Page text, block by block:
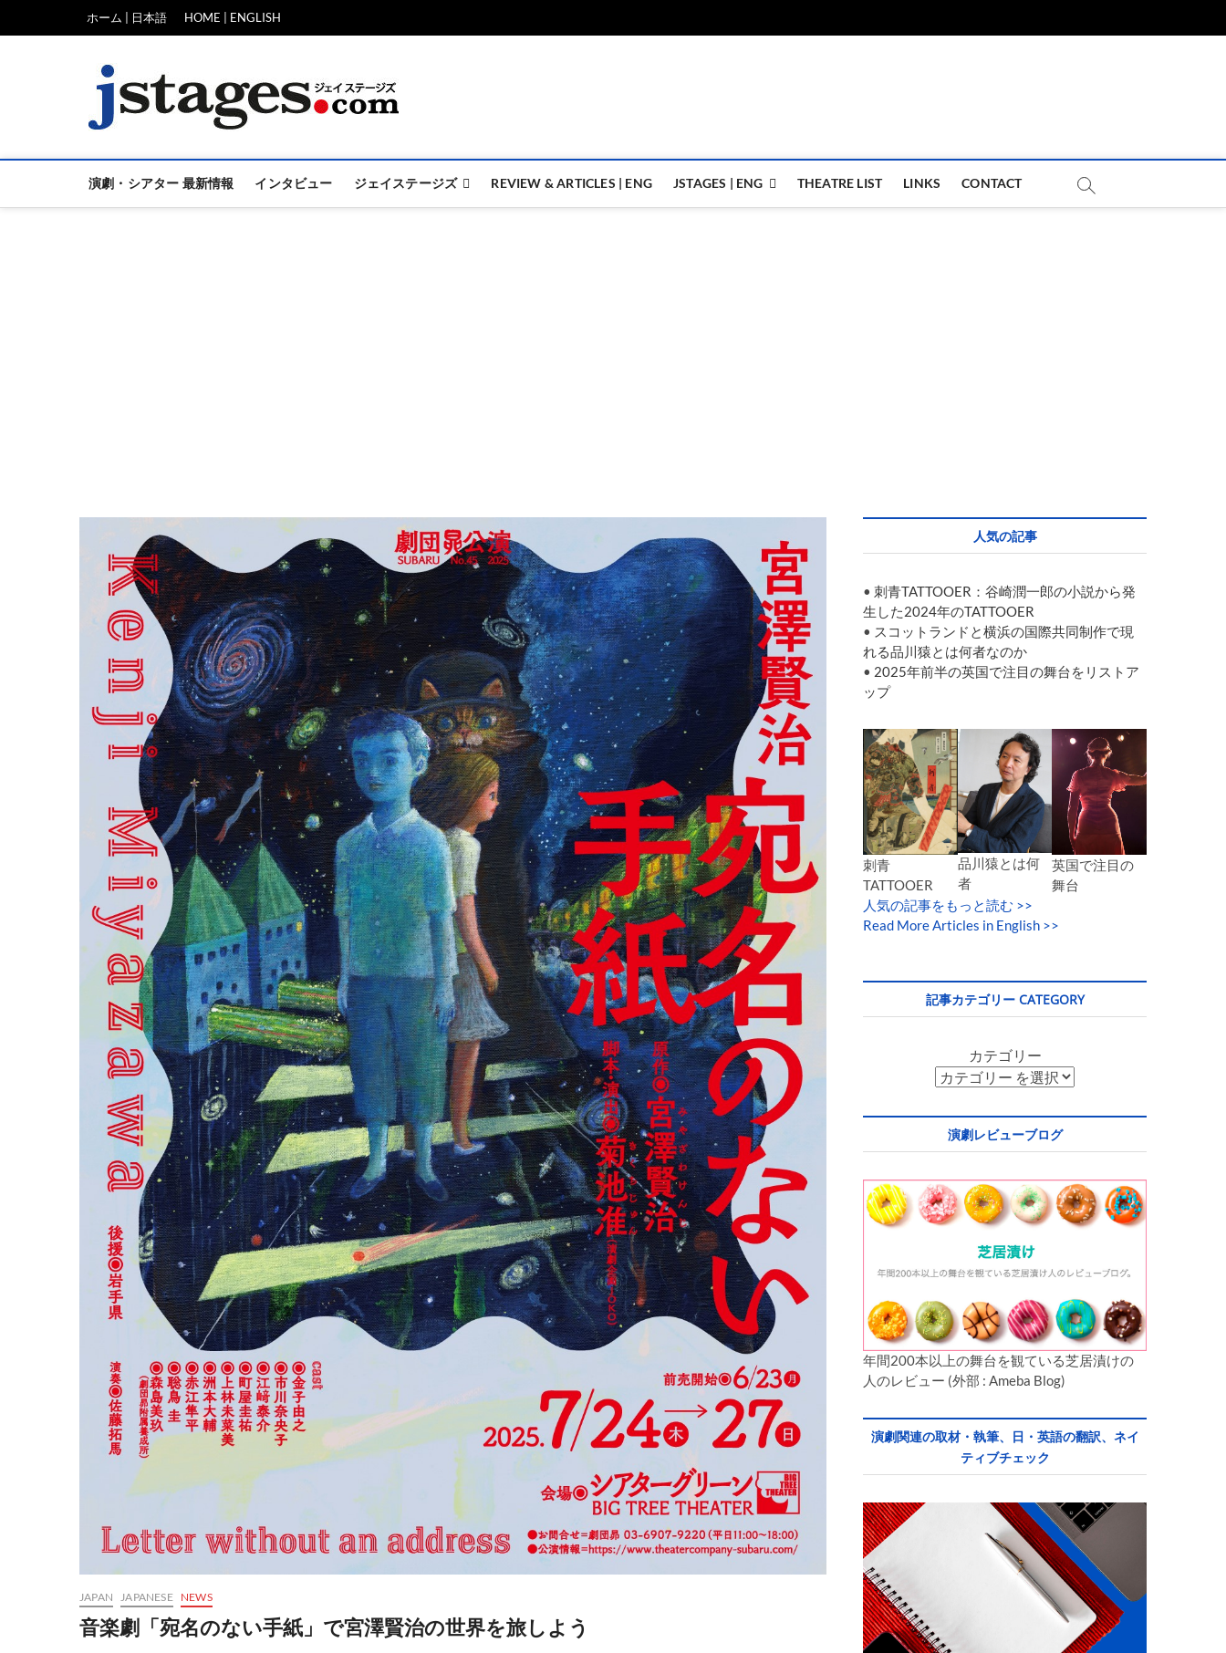
ホーム | 日本語 HOME | ENGLISH
演劇・シアター 最新情報 インタビュー ジェイステージズ REVIEW & ARTICLES | ENG JSTAGES | ENG THEATRE LIST LINKS CONTACT
JAPAN JAPANESE NEWS
音楽劇「宛名のない手紙」で宮澤賢治の世界を旅しよう
人気の記事
• 刺青TATTOOER：谷崎潤一郎の小説から発
生した2024年のTATTOOER
• スコットランドと横浜の国際共同制作で現
れる品川猿とは何者なのか
• 2025年前半の英国で注目の舞台をリストア
ップ
刺青
TATTOOER
品川猿とは何
者
英国で注目の
舞台
人気の記事をもっと読む >>
Read More Articles in English >>
記事カテゴリー CATEGORY
カテゴリー
演劇レビューブログ
年間200本以上の舞台を観ている芝居漬けの
人のレビュー (外部 : Ameba Blog)
演劇関連の取材・執筆、日・英語の翻訳、ネイ
ティブチェック